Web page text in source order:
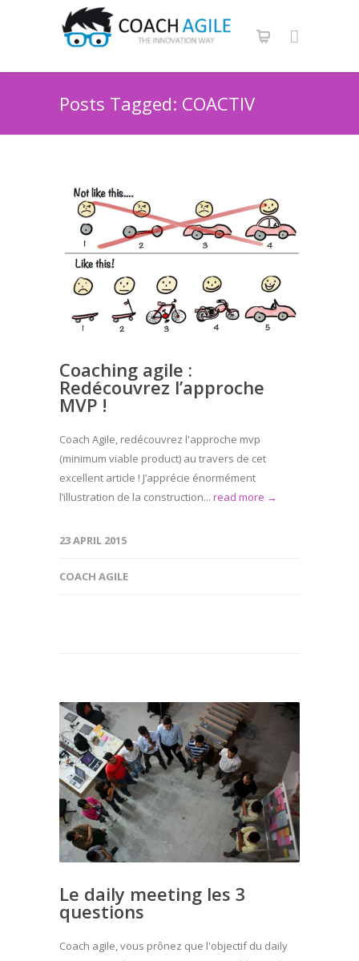
Posts Tagged: COACTIV
Coaching agile :
Redécouvrez l’approche
MVP !
Coach Agile, redécouvrez l'approche mvp
(minimum viable product) au travers de cet
excellent article ! J’apprécie énormément
l’illustration de la construction... read more →
23 APRIL 2015
COACH AGILE
Le daily meeting les 3
questions
Coach agile, vous prônez que l'objectif du daily